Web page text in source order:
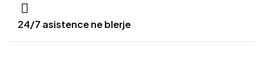
24/7 asistence ne blerje